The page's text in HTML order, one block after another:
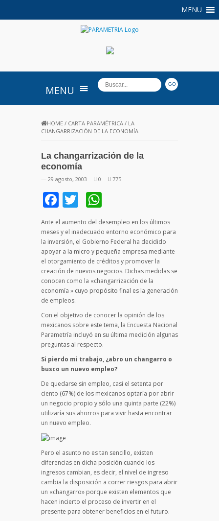
MENU
PARAMETRIA
MENU
HOME / CARTA PARAMÉTRICA / LA
CHANGARRIZACIÓN DE LA ECONOMÍA
La changarrización de la
economía
— 29 agosto, 2003 0 775
Facebook
Twitter
Ante el aumento del desempleo en los últimos
meses y el inadecuado entorno económico para
la inversión, el Gobierno Federal ha decidido
apoyar a la micro y pequeña empresa mediante
el otorgamiento de créditos y promover la
creación de nuevos negocios. Dichas medidas se
conocen como la «changarrización de la
economía » cuyo propósito final es la generación
de empleos.
Con el objetivo de conocer la opinión de los
mexicanos sobre este tema, la Encuesta Nacional
Parametría incluyó en su última medición algunas
preguntas al respecto.
Si pierdo mi trabajo, ¿abro un changarro o
busco un nuevo empleo?
De quedarse sin empleo, casi el setenta por
ciento (67%) de los mexicanos optaría por abrir
un negocio propio y sólo una quinta parte (22%)
utilizaría sus ahorros para vivir hasta encontrar
un nuevo empleo.
Pero el asunto no es tan sencillo, existen
diferencias en dicha posición cuando los
ingresos cambian, es decir, el nivel de ingreso
cambia la disposición a correr riesgos para abrir
un «changarro» porque existen elementos que
hacen incierto el proceso de invertir en el
presente para obtener beneficios en el futuro.